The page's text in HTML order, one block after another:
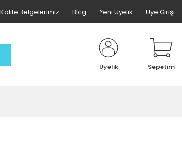
Kalite Belgelerimiz Blog Yeni Üyelik Üye Girişi
Üyelik Sepetim